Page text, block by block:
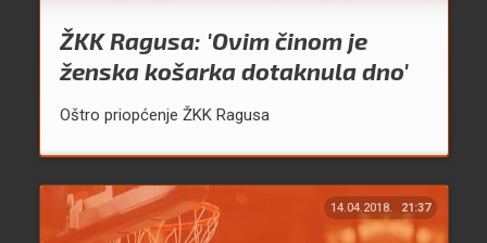
ŽKK Ragusa: 'Ovim činom je
ženska košarka dotaknula dno'
Oštro priopćenje ŽKK Ragusa
14.04.2018. 21:37